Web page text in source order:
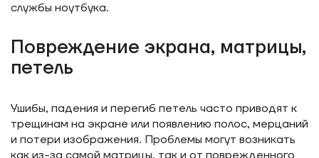
службы ноутбука.
Повреждение экрана, матрицы,
петель
Ушибы, падения и перегиб петель часто приводят к
трещинам на экране или появлению полос, мерцаний
и потери изображения. Проблемы могут возникать
как из-за самой матрицы, так и от поврежденного